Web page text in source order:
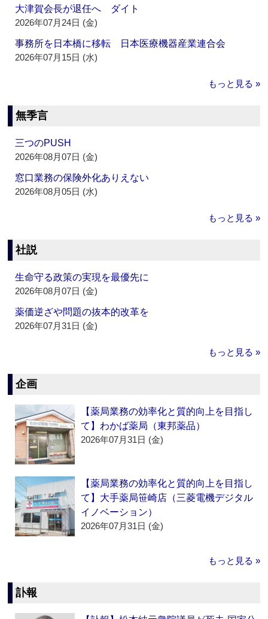
大津賀会長が退任へ ダイト
2026年07月24日 (金)
事務所を日本橋に移転 日本医療機器産業連合会
2026年07月15日 (水)
もっと見る »
無季言
三つのPUSH
2026年08月07日 (金)
窓口業務の保険外化ありえない
2026年08月05日 (水)
もっと見る »
社説
生命守る政策の実現を最優先に
2026年08月07日 (金)
薬価逆ざや問題の抜本的改革を
2026年07月31日 (金)
もっと見る »
企画
【薬局業務の効率化と質的向上を目指し
て】わかば薬局（東邦薬品）
2026年07月31日 (金)
【薬局業務の効率化と質的向上を目指し
て】大手薬局笹崎店（三菱電機デジタル
イノベーション）
2026年07月31日 (金)
もっと見る »
訃報